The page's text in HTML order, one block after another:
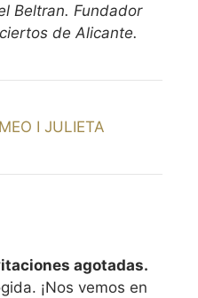
Beltran. Fundador
de Alicante.
I JULIETA
agotadas.
¡Nos vemos en